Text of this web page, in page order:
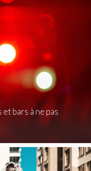
bars à ne pas